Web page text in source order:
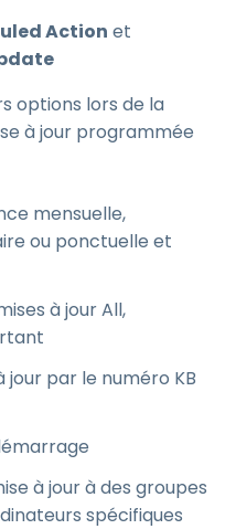
Action et
options lors de la
à jour programmée
mensuelle,
ou ponctuelle et
à jour All,
jour par le numéro KB
à jour à des groupes
spécifiques